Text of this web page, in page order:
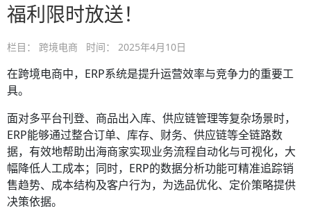
福利限时放送！
栏目： 跨境电商 时间： 2025年4月10日
在跨境电商中，ERP系统是提升运营效率与竞争力的重要工
具。
面对多平台刊登、商品出入库、供应链管理等复杂场景时，
ERP能够通过整合订单、库存、财务、供应链等全链路数
据，有效地帮助出海商家实现业务流程自动化与可视化，大
幅降低人工成本；同时，ERP的数据分析功能可精准追踪销
售趋势、成本结构及客户行为，为选品优化、定价策略提供
决策依据。